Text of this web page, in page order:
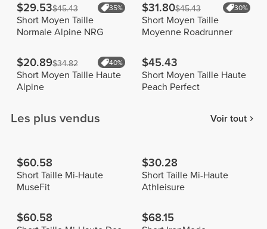
$29.53$45.43 35%
Short Moyen Taille
Normale Alpine NRG
$31.80$45.43 30%
Short Moyen Taille
Moyenne Roadrunner
$20.89$34.82 40%
Short Moyen Taille Haute
Alpine
$45.43
Short Moyen Taille Haute
Peach Perfect
Les plus vendus Voir tout
$60.58
Short Taille Mi-Haute
MuseFit
$30.28
Short Taille Mi-Haute
Athleisure
$60.58 $68.15